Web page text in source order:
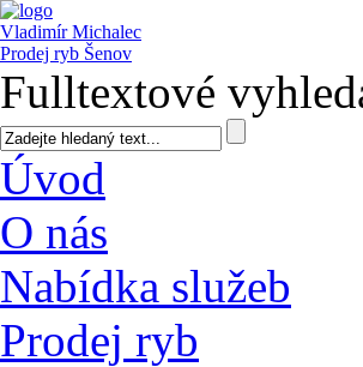
Vladimír Michalec
Prodej ryb Šenov
Fulltextové
Úvod
O nás
Nabídka služeb
Prodej ryb